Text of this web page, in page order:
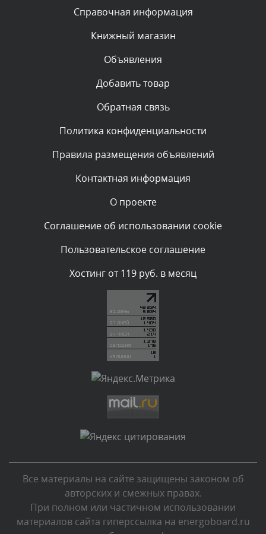
Текст комментария будет виден после проверки
администратором.
Комментарий проверяется
администратором.
Комментарий проверяется
администратором.
Комментарий проверяется
администратором.
Комментарий проверяется
Текст комментария будет виден после проверки
Комментарий проверяется
Текст комментария будет виден после проверки
администратором.
Текст комментария будет виден после проверки
администратором.
Комментарий проверяется
Текст комментария будет виден после проверки
администратором.
Сегодня, в 01:40
Справочная информация
Книжный магазин
Объявления
Добавить товар
Обратная связь
Политика конфиденциальности
Правила размещения объявлений
Контактная информация
О проекте
Соглашение об использовании cookie
Пользовательское соглашение
Хостинг от 119 руб. в месяц
Все материалы на сайте защищены законом об
авторских и смежных правах.
При полном или частичном использовании
материалов сайта гиперссылка на energoboard.ru